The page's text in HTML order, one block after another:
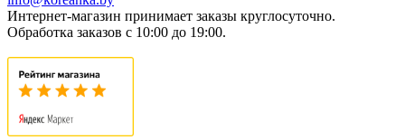
Интернет-магазин принимает заказы круглосуточно.
Обработка заказов с 10:00 до 19:00.